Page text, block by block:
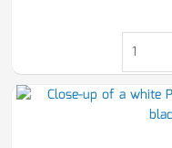
32
mm
x
45°
Bøjning